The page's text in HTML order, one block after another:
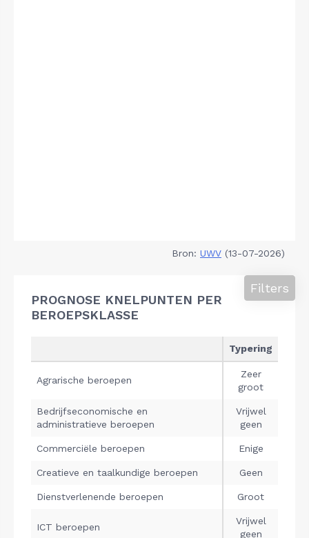
Bron: UWV (13-07-2026)
PROGNOSE KNELPUNTEN PER
BEROEPSKLASSE
Filters